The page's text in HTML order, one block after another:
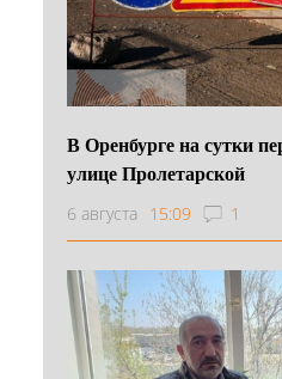
В Оренбурге на сутки
улице Пролетарской
6 августа 15:09 1